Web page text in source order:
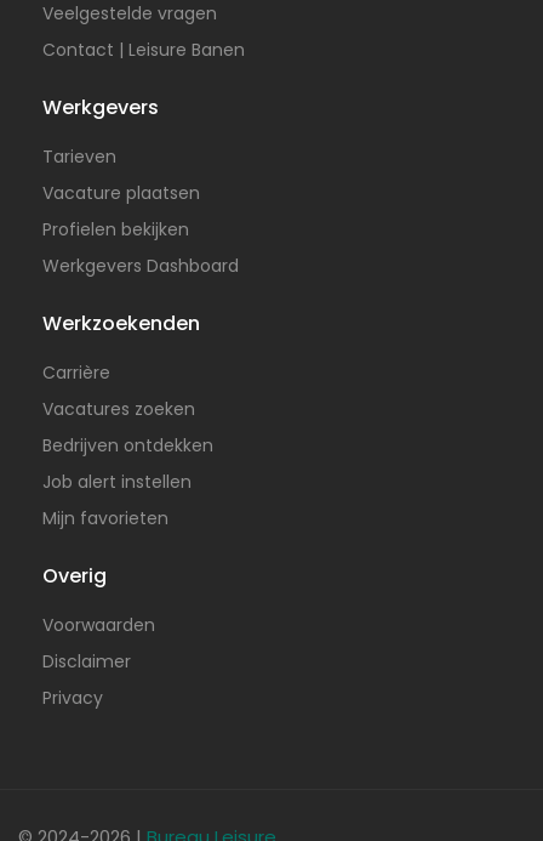
Veelgestelde vragen
Contact | Leisure Banen
Werkgevers
Tarieven
Vacature plaatsen
Profielen bekijken
Werkgevers Dashboard
Werkzoekenden
Carrière
Vacatures zoeken
Bedrijven ontdekken
Job alert instellen
Mijn favorieten
Overig
Voorwaarden
Disclaimer
Privacy